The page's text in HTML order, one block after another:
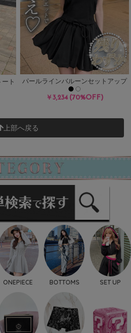
ト パールラインバルーンセットアップ
￥3,234(70%OFF)
上部へ戻る
ONEPIECE BOTTOMS SET UP